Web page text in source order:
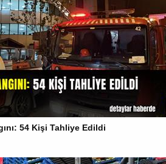
54 Kişi Tahliye Edildi